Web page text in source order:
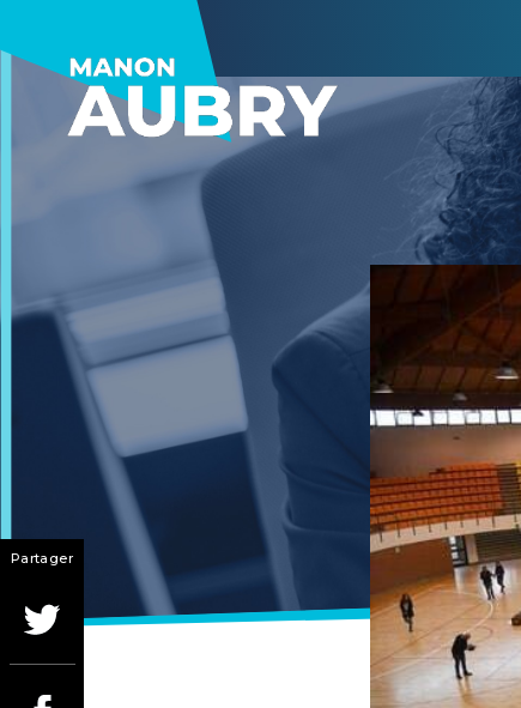
Partager